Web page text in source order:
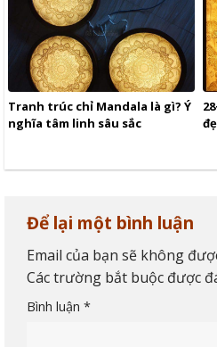
Tranh trúc chỉ Mandala là gì? Ý
nghĩa tâm linh sâu sắc
Để lại một bình luận
Email của bạn sẽ không
Các trường bắt buộc được
Bình luận *